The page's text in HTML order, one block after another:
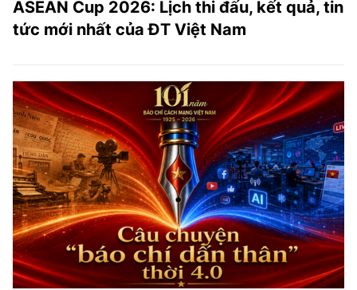
ASEAN Cup 2026: Lịch thi đấu, kết quả, tin
tức mới nhất của ĐT Việt Nam